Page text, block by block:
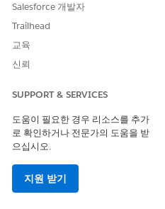
Salesforce 개발자
Trailhead
교육
신뢰
SUPPORT & SERVICES
도움이 필요한 경우 리소스를 추가
로 확인하거나 전문가의 도움을 받
으십시오.
지원 받기